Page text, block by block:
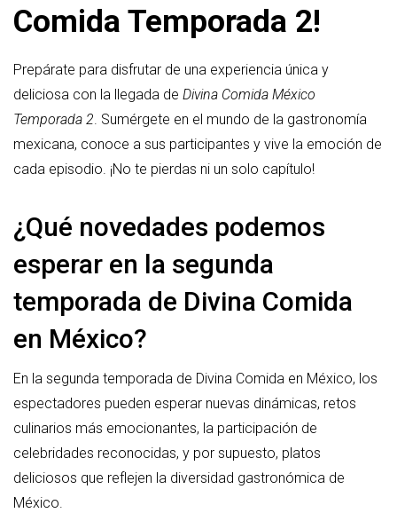
Comida Temporada 2!
Prepárate para disfrutar de una experiencia única y
deliciosa con la llegada de Divina Comida México
Temporada 2. Sumérgete en el mundo de la gastronomía
mexicana, conoce a sus participantes y vive la emoción de
cada episodio. ¡No te pierdas ni un solo capítulo!
¿Qué novedades podemos
esperar en la segunda
temporada de Divina Comida
en México?
En la segunda temporada de Divina Comida en México, los
espectadores pueden esperar nuevas dinámicas, retos
culinarios más emocionantes, la participación de
celebridades reconocidas, y por supuesto, platos
deliciosos que reflejen la diversidad gastronómica de
México.